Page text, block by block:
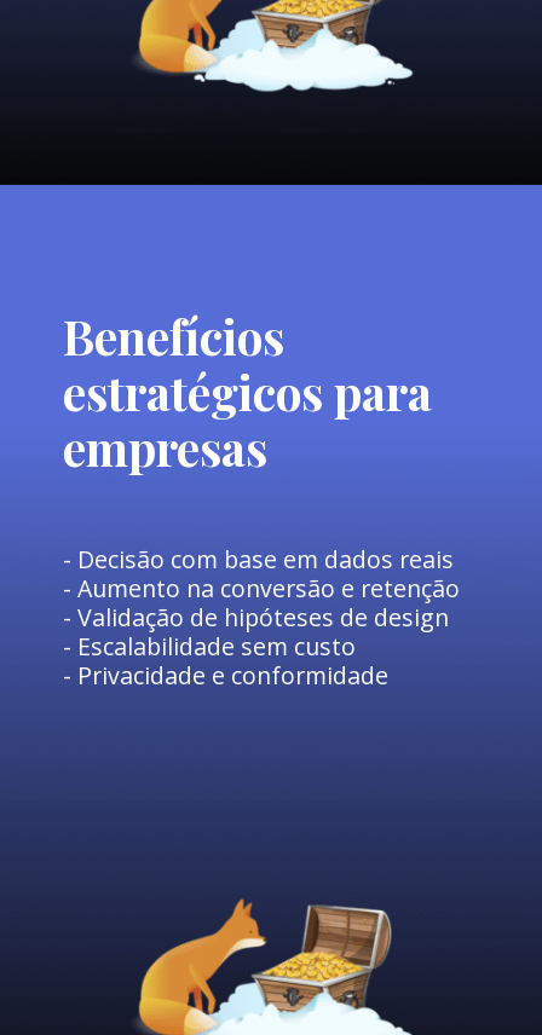
Benefícios
estratégicos para
empresas
- Decisão com base em dados reais
- Aumento na conversão e retenção
- Validação de hipóteses de design
- Escalabilidade sem custo
- Privacidade e conformidade